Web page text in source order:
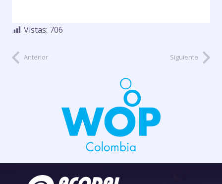
Vistas: 706
Anterior Siguiente